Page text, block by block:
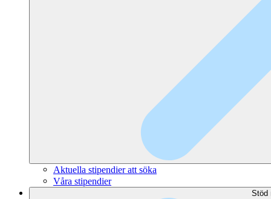
Aktuella stipendier att söka
Våra stipendier
Stöd